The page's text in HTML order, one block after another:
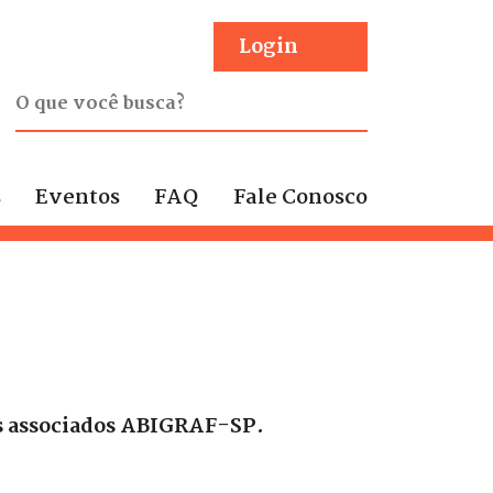
Login
Eventos FAQ Fale Conosco
ABIGRAF-SP.